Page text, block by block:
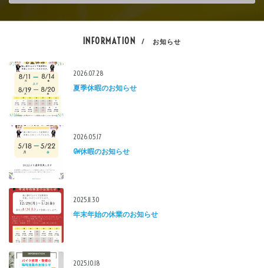
INFORMATION / お知らせ
2026.07.28
夏季休暇のお知らせ
2026.05.17
GW休暇のお知らせ
2025.11.30
年末年始の休業のお知らせ
2025.10.18